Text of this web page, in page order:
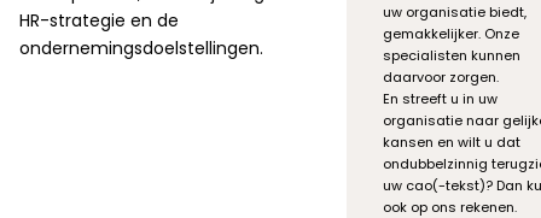
HR-strategie en de
ondernemingsdoelstellingen.
uw organisatie biedt,
gemakkelijker. Onze
specialisten kunnen
daarvoor zorgen.
En streeft u in uw
organisatie naar
kansen en wilt u dat
ondubbelzinnig
uw cao(-tekst)? Dan
ook op ons rekenen.